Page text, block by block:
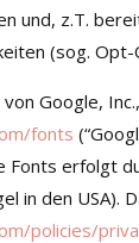
und, z.T.
(sog.
Google, Inc.,
fonts
Fonts erfolgt
in den USA).
policies/